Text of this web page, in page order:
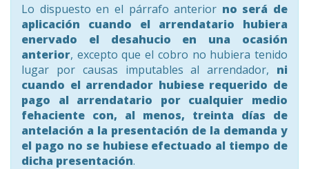
Lo dispuesto en el párrafo anterior no será de
aplicación cuando el arrendatario hubiera
enervado el desahucio en una ocasión
anterior, excepto que el cobro no hubiera tenido
lugar por causas imputables al arrendador, ni
cuando el arrendador hubiese requerido de
pago al arrendatario por cualquier medio
fehaciente con, al menos, treinta días de
antelación a la presentación de la demanda y
el pago no se hubiese efectuado al tiempo de
dicha presentación.